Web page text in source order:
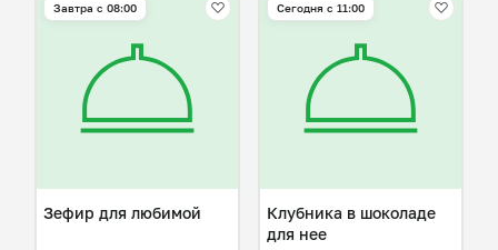
Завтра c 08:00
Зефир для любимой
Сегодня с 11:00
Клубника в шоколаде
для нее